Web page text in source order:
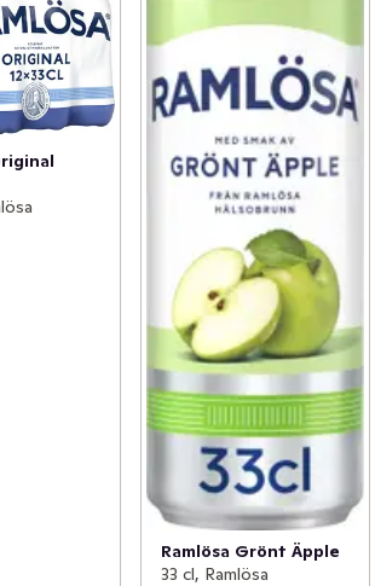
Original mineralvatten bör njutas väl
middagen, på resan, jobbet eller
faller på och du är sugen på ett gott
finns i flera goda smaker.
Ramlösa Grönt Äpple
33 cl, Ramlösa